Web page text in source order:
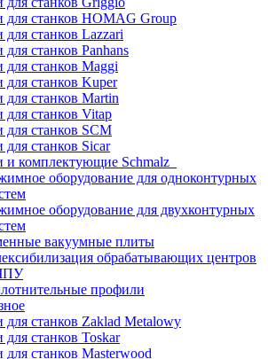
для станков HOMAG Group
для станков Lazzari
для станков Panhans
для станков Maggi
для станков Kuper
для станков Martin
для станков Vitap
для станков SCM
для станков Sicar
и комплектующие Schmalz
оборудование для одноконтурных
оборудование для двухконтурных
вакуумные плиты
обрабатывающих центров
профили
для станков Zaklad Metalowy
для станков Toskar
для станков Masterwood